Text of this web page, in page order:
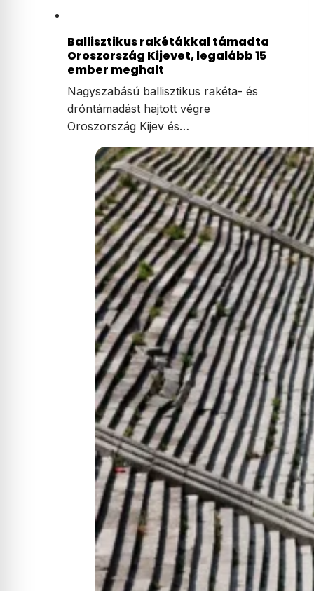
Ballisztikus rakétákkal támadta
Oroszország Kijevet, legalább 15
ember meghalt
Nagyszabású ballisztikus rakéta- és
dróntámadást hajtott végre
Oroszország Kijev és…